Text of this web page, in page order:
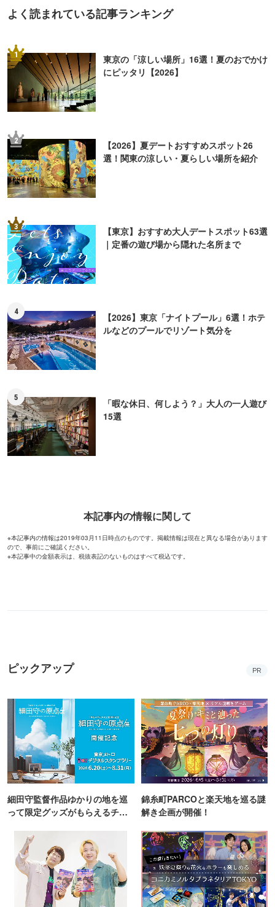
よく読まれている記事ランキング
1
東京の「涼しい場所」16選！夏のおでかけ
にピッタリ【2026】
2
【2026】夏デートおすすめスポット26
選！関東の涼しい・夏らしい場所を紹介
3
【東京】おすすめ大人デートスポット63選
｜定番の遊び場から隠れた名所まで
4
【2026】東京「ナイトプール」6選！ホテ
ルなどのプールでリゾート気分を
5
「暇な休日、何しよう？」大人の一人遊び
15選
本記事内の情報に関して
※本記事内の情報は2019年03月11日時点のものです。掲載情報は現在と異なる場合があります
ので、事前にご確認ください。
※本記事中の金額表示は、税抜表記のないものはすべて税込です。
ピックアップ PR
細田守監督作品ゆかりの地を巡
って限定グッズがもらえるチャ
錦糸町PARCOと楽天地を巡る謎
解き企画が開催！